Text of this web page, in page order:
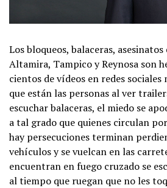
Los bloqueos, balaceras,
Altamira, Tampico y Reynosa son
cientos de vídeos en redes
que están las personas al ver
escuchar balaceras, el miedo se
a tal grado que quienes circulan
hay persecuciones terminan
vehículos y se vuelcan en las
encuentran en fuego cruzado se
al tiempo que ruegan que no les